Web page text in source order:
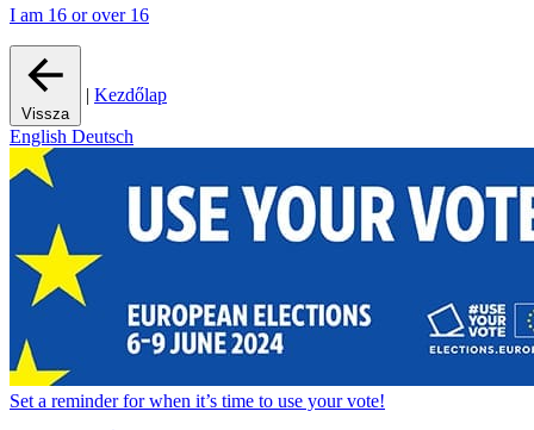
I am 16 or over 16
Vissza
| Kezdőlap
English Deutsch
Set a reminderfor when it’s time to use your vote!